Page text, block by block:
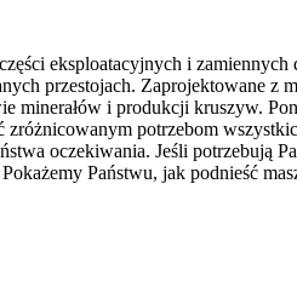
eksploatacyjnych i
przestojach. Zaprojektowane z
i produkcji kruszyw.
potrzebom
oczekiwania. Jeśli potrzebują
Państwu, jak podnieść